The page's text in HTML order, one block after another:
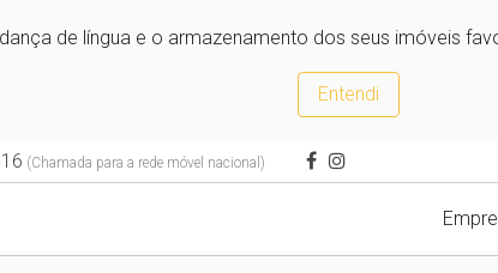
de língua e o armazenamento dos seus imóveis
Entendi
(Chamada para a rede móvel nacional)